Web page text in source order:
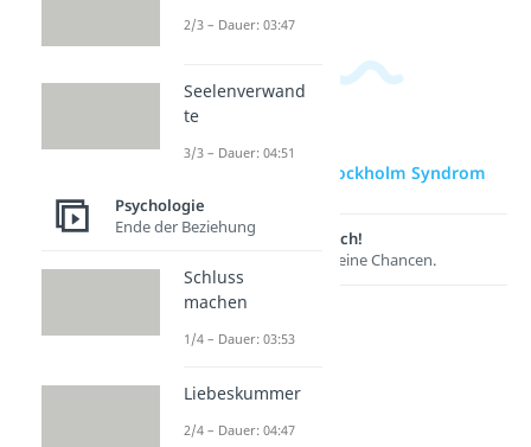
zur Videoseite: Stockholm Syndrom
Lernen lohnt sich!
Entdecke hier deine Chancen.
2/3 – Dauer: 03:47
Seelenverwand
te
3/3 – Dauer: 04:51
Psychologie
Ende der Beziehung
Schluss
machen
1/4 – Dauer: 03:53
Liebeskummer
2/4 – Dauer: 04:47